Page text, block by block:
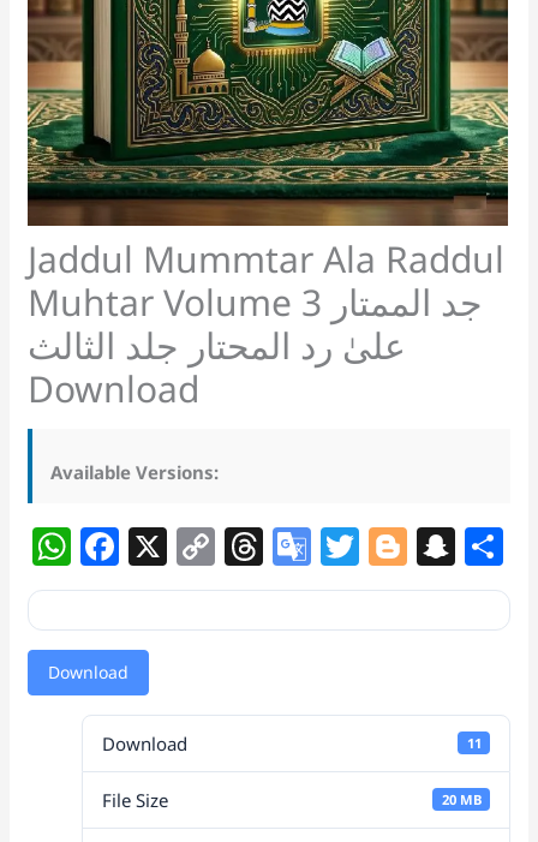
Jaddul Mummtar Ala Raddul
Muhtar Volume 3 جد الممتار
علیٰ رد المحتار جلد الثالث
Download
Available Versions:
W
h
at
s
A
p
p
F
a
c
e
b
o
o
k
X C
o
p
k
T
h
re
G
o
o
a
n
T
w
itt
Bl
o
g
S
n
a
h
at
h
Download
Download 11
File Size 20 MB